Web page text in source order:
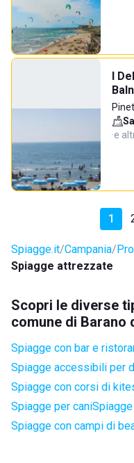
I
·e
1
Spiagge.it Campania
Spiagge attrezzate
Scopri le diverse
comune di Barano
Spiagge con bar e
Spiagge accessibili per
Spiagge con corsi di
Spiagge per cani
Spiagge con campi di